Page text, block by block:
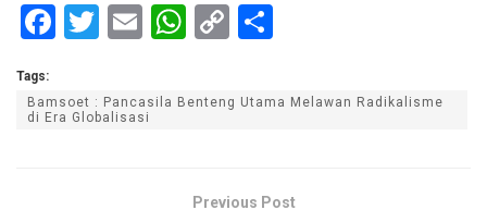
F
ce
b
T
tt
er
E
ail
W
at
p
C
py
k
ar
Tags:
Bamsoet : Pancasila Benteng Utama Melawan Radikalisme
di Era Globalisasi
Previous Post